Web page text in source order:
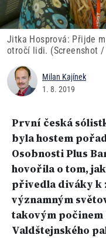
Jitka Hosprová: Přijde
otročí lidi. (Screenshot /
Milan Kajínek
1. 8. 2019
První česká
byla hostem
Osobnosti Plus
hovořila o tom,
přivedla diváky k
významným
takovým
Valdštejnského